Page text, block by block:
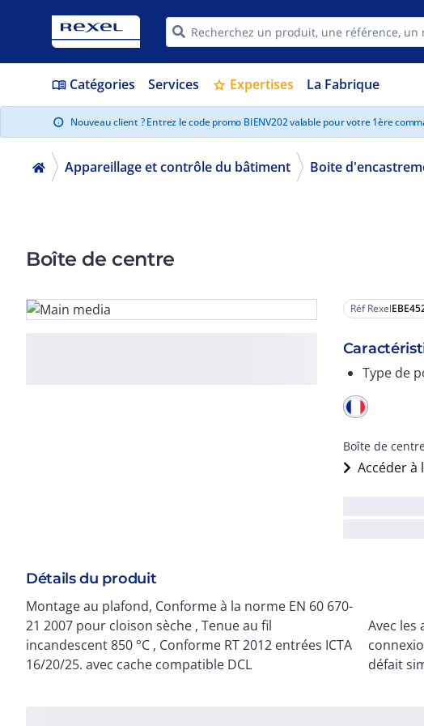
menu_book Catégories Services star Expertises La Fabrique
info Nouveau client ? Entrez le code promo BIENV202 valable pour votre 1ère
Appareillage et contrôle du bâtiment Boite
Boîte de centre
Réf Rexel
Type de
Boîte de
Accéder
Détails du produit
Montage au plafond, Conforme à la norme EN 60 670-
21 2007 pour cloison sèche , Tenue au fil
incandescent 850 °C , Conforme RT 2012 entrées ICTA
16/20/25. avec cache compatible DCL
Avec les
défait